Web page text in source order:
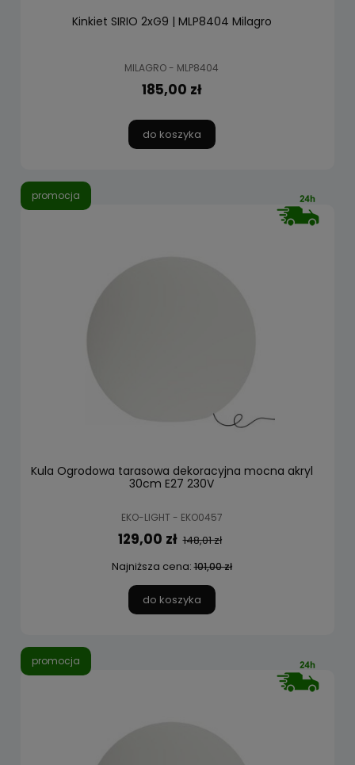
Kinkiet SIRIO 2xG9 | MLP8404 Milagro
MILAGRO - MLP8404
185,00 zł
do koszyka
Kula Ogrodowa tarasowa dekoracyjna mocna akryl
30cm E27 230V
EKO-LIGHT - EKO0457
129,00 zł 148,01 zł
Najniższa cena:101,00 zł
do koszyka
promocja
promocja